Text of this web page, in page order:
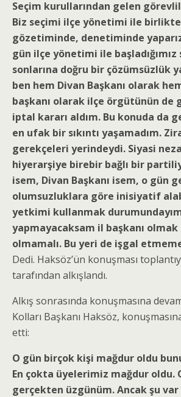
Seçim kurullarından gelen
Biz seçimi ilçe yönetimi ile birlikte
gözetiminde, denetiminde
gün ilçe yönetimi ile
sonlarına doğru bir çözümsüzlük
ben hem Divan Başkanı olarak
başkanı olarak ilçe örgütünün de
iptal kararı aldım. Bu konuda da
en ufak bir sıkıntı yaşamadım.
gerekçeleri yerindeydi. Siyasi
hiyerarşiye birebir bağlı bir
isem, Divan Başkanı isem, o gün
olumsuzluklara göre inisiyatif
yetkimi kullanmak
yapmayacaksam il başkanı
olmamalı. Bu yeri de işgal
Dedi. Haksöz’ün konuşması
tarafından alkışlandı.
Alkış sonrasında konuşmasına
Kolları Başkanı Haksöz,
etti:
O gün birçok kişi mağdur oldu
En çokta üyelerimiz mağdur oldu.
gerçekten üzgünüm. Ancak şu